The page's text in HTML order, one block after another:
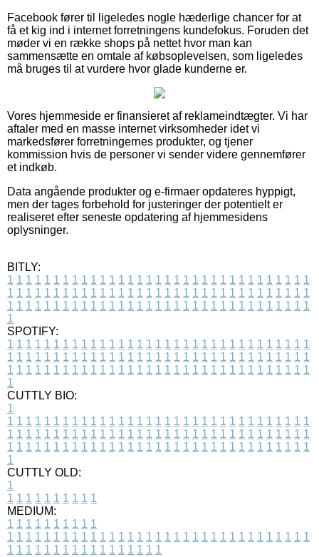
Facebook fører til ligeledes nogle hæderlige chancer for at
få et kig ind i internet forretningens kundefokus. Foruden det
møder vi en række shops på nettet hvor man kan
sammensætte en omtale af købsoplevelsen, som ligeledes
må bruges til at vurdere hvor glade kunderne er.
Vores hjemmeside er finansieret af reklameindtægter. Vi har
aftaler med en masse internet virksomheder idet vi
markedsfører forretningernes produkter, og tjener
kommission hvis de personer vi sender videre gennemfører
et indkøb.
Data angående produkter og e-firmaer opdateres hyppigt,
men der tages forbehold for justeringer der potentielt er
realiseret efter seneste opdatering af hjemmesidens
oplysninger.
BITLY:
1 1 1 1 1 1 1 1 1 1 1 1 1 1 1 1 1 1 1 1 1 1 1 1 1 1 1 1 1 1 1 1 1
1 1 1 1 1 1 1 1 1 1 1 1 1 1 1 1 1 1 1 1 1 1 1 1 1 1 1 1 1 1 1 1 1
1 1 1 1 1 1 1 1 1 1 1 1 1 1 1 1 1 1 1 1 1 1 1 1 1 1 1 1 1 1 1 1 1
1
SPOTIFY:
1 1 1 1 1 1 1 1 1 1 1 1 1 1 1 1 1 1 1 1 1 1 1 1 1 1 1 1 1 1 1 1 1
1 1 1 1 1 1 1 1 1 1 1 1 1 1 1 1 1 1 1 1 1 1 1 1 1 1 1 1 1 1 1 1 1
1 1 1 1 1 1 1 1 1 1 1 1 1 1 1 1 1 1 1 1 1 1 1 1 1 1 1 1 1 1 1 1 1
1
CUTTLY BIO:
1
1 1 1 1 1 1 1 1 1 1 1 1 1 1 1 1 1 1 1 1 1 1 1 1 1 1 1 1 1 1 1 1 1
1 1 1 1 1 1 1 1 1 1 1 1 1 1 1 1 1 1 1 1 1 1 1 1 1 1 1 1 1 1 1 1 1
1 1 1 1 1 1 1 1 1 1 1 1 1 1 1 1 1 1 1 1 1 1 1 1 1 1 1 1 1 1 1 1 1
1
CUTTLY OLD:
1
1 1 1 1 1 1 1 1 1 1
MEDIUM:
1 1 1 1 1 1 1 1 1 1
1 1 1 1 1 1 1 1 1 1 1 1 1 1 1 1 1 1 1 1 1 1 1 1 1 1 1 1 1 1 1 1 1
1 1 1 1 1 1 1 1 1 1 1 1 1 1 1 1 1